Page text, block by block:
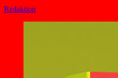
Redaktion